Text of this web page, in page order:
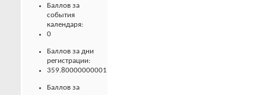
Баллов за
события
календаря:
0
Баллов за дни
регистрации:
359.80000000001
Баллов за